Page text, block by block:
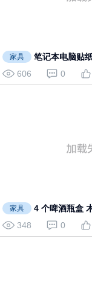
家具
笔记本电脑贴
606
0
家具
4 个啤酒瓶盒
348
0